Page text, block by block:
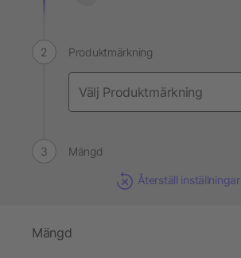
Produktmärkning
Mängd
Återställ inställningar
Mängd